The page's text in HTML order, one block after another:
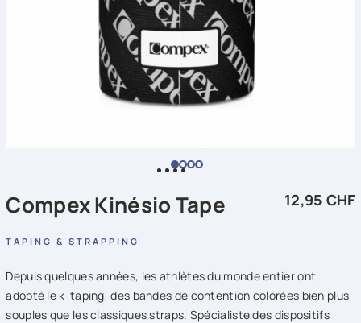
Compex Kinésio Tape 12,95 CHF
TAPING & STRAPPING
Depuis quelques années, les athlètes du monde entier ont
adopté le k-taping, des bandes de contention colorées bien plus
souples que les classiques straps. Spécialiste des dispositifs